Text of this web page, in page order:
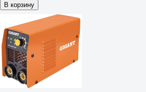
В корзину